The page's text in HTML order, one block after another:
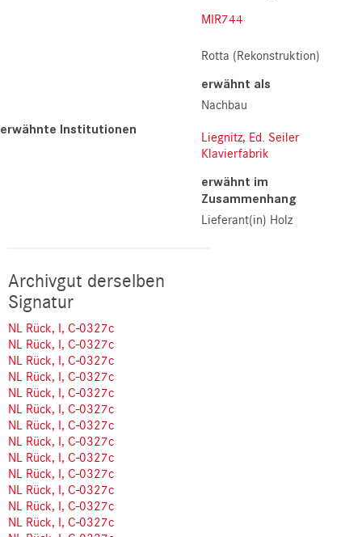
MIR744
Rotta (Rekonstruktion)
erwähnt als
Nachbau
erwähnte Institutionen
Liegnitz, Ed. Seiler
Klavierfabrik
erwähnt im
Zusammenhang
Lieferant(in) Holz
Archivgut derselben
Signatur
NL Rück, I, C-0327c
NL Rück, I, C-0327c
NL Rück, I, C-0327c
NL Rück, I, C-0327c
NL Rück, I, C-0327c
NL Rück, I, C-0327c
NL Rück, I, C-0327c
NL Rück, I, C-0327c
NL Rück, I, C-0327c
NL Rück, I, C-0327c
NL Rück, I, C-0327c
NL Rück, I, C-0327c
NL Rück, I, C-0327c